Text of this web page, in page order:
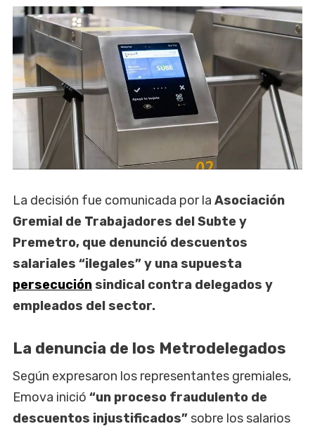
La decisión fue comunicada por la Asociación
Gremial de Trabajadores del Subte y
Premetro, que denunció descuentos
salariales “ilegales” y una supuesta
persecución sindical contra delegados y
empleados del sector.
La denuncia de los Metrodelegados
Según expresaron los representantes gremiales,
Emova inició “un proceso fraudulento de
descuentos injustificados” sobre los salarios